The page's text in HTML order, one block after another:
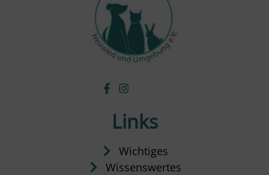
Links
Wichtiges
Wissenswertes